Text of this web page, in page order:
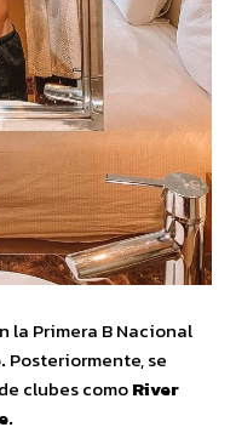
la Primera B Nacional
Posteriormente, se
clubes comoRiver